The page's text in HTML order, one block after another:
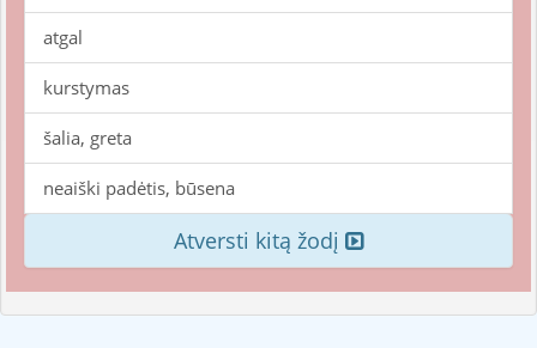
atgal
kurstymas
šalia, greta
neaiški padėtis, būsena
Atversti kitą žodį